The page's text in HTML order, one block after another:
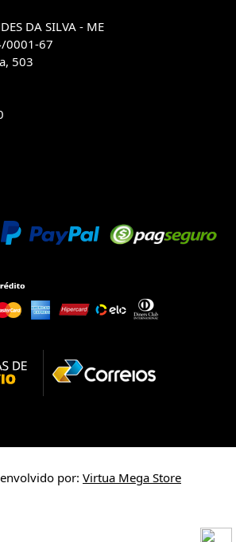
DA SILVA - ME
0001-67
503
por: Virtua Mega Store